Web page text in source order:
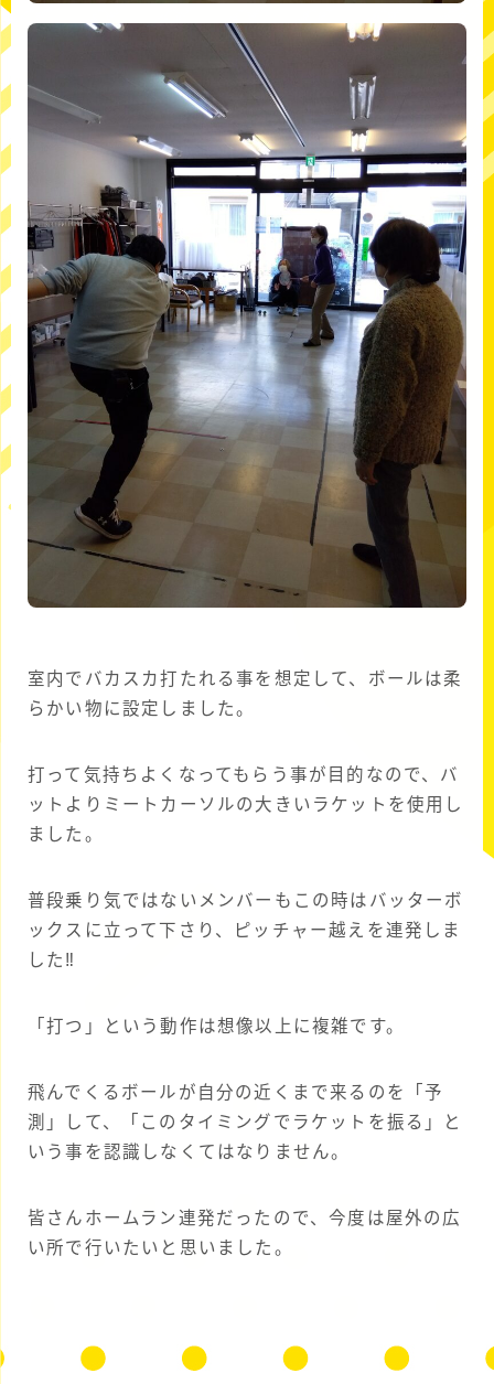
室内でバカスカ打たれる事を想定して、ボールは柔
らかい物に設定しました。
打って気持ちよくなってもらう事が目的なので、バ
ットよりミートカーソルの大きいラケットを使用し
ました。
普段乗り気ではないメンバーもこの時はバッターボ
ックスに立って下さり、ピッチャー越えを連発しま
した‼
「打つ」という動作は想像以上に複雑です。
飛んでくるボールが自分の近くまで来るのを「予
測」して、「このタイミングでラケットを振る」と
いう事を認識しなくてはなりません。
皆さんホームラン連発だったので、今度は屋外の広
い所で行いたいと思いました。